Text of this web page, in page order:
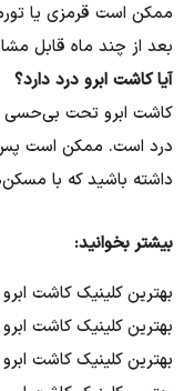
ممکن است قرمزی یا
بعد از چند ماه قابل
آیا کاشت ابرو درد دارد؟
کاشت ابرو تحت بی‌حسی
درد است. ممکن است پس
داشته باشید که با
بیشتر بخوانید:
بهترین کلینیک کاشت
بهترین کلینیک کاشت
بهترین کلینیک کاشت